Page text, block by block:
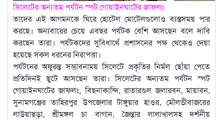
সিলেটের অন্যতম পর্যটন স্পট গোয়াইনঘাটের জাফলং
তাদের এই আগমনকে ঘিরে হোটেল মোটেলগুলোও ব্যস্তসময় পার
করছে। অন্যবারের চেয়ে এবছর পর্যটক বেশি আসছেন বলে দাবি
করছেন তারা। পর্যটকদের সুবিধার্থে প্রশাসনের পক্ষ থেকেও দেয়া
হয়েছে সকল ধরনের নিরাপত্তা।
পর্যটনের অফুরন্ত সম্ভাবনাময় সিলেটে প্রকৃতির নির্মল ছোঁয়া পেতে
প্রতিদিনই ছুটে আসছেন তারা। সিলেটের অন্যতম পর্যটন স্পট
গোয়াইনঘাটের জাফলং, বিছনাকান্দি, রাতারগুল জলারবন, মায়াবন,
সুনামগঞ্জের তাহিরপুর উপজেলার টাঙ্গুয়ার হাওর, মৌলভীবাজরের
লাউয়াছড়া, শ্রীমঙ্গল চা বাগান, জৈন্তার লালাখালসহ দর্শনীয়